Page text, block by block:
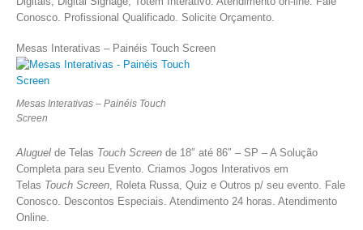
Conosco. Profissional Qualificado. Solicite Orçamento.
Mesas Interativas – Painéis Touch Screen
Mesas Interativas – Painéis Touch
Screen
Aluguel de Telas Touch Screen de 18″ até 86″ – SP – A Solução
Completa para seu Evento. Criamos Jogos Interativos em
Telas Touch Screen, Roleta Russa, Quiz e Outros p/ seu evento. Fale
Conosco. Descontos Especiais. Atendimento 24 horas. Atendimento
Online.